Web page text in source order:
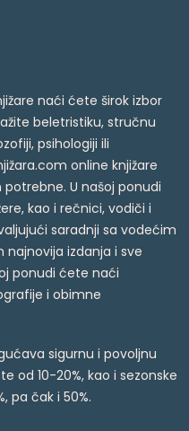
naći ćete širok izbor
beletristiku, stručnu
psihologiji ili
online knjižare
U našoj ponudi
kao i rečnici, vodiči i
saradnji sa vodećim
izdanja i sve
ponudi ćete naći
i obimne
sigurnu i povoljnu
od 10-20%, kao i sezonske
pa čak i 50%.